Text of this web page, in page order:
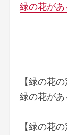
緑の花が
【緑の花
緑の花があ
【緑の花